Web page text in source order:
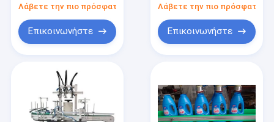
Λάβετε την πιο πρόσφατη τιμή
Επικοινωνήστε
Λάβετε την πιο πρόσφατη
Επικοινωνήστε